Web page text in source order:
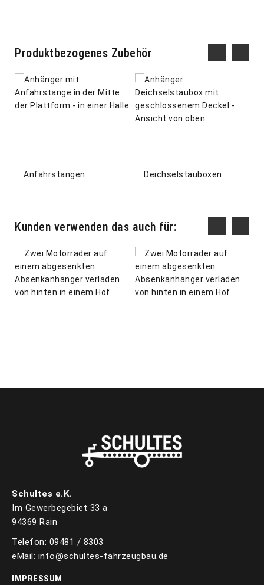
Produktbezogenes Zubehör
Anfahrstangen Deichselstauboxen
Kunden verwenden das auch für:
Schultes e.K.
Im Gewerbegebiet 33 a
94369 Rain
Telefon: 09481 / 8303
eMail: info@schultes-fahrzeugbau.de
IMPRESSUM